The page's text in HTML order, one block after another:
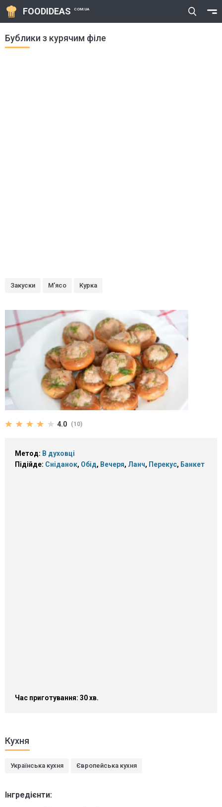
FOODIDEAS COM.UA
Бублики з курячим філе
Закуски М'ясо Курка
4.0 (10)
Метод: В духовці
Підійде: Сніданок, Обід, Вечеря, Ланч, Перекус, Банкет
Час приготування: 30 хв.
Кухня
Українська кухня Європейська кухня
Інгредієнти: